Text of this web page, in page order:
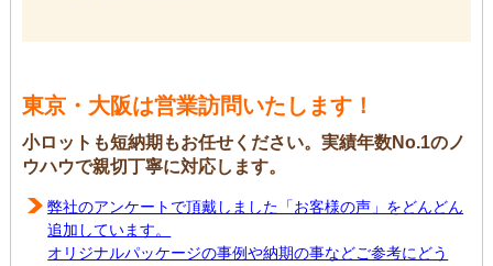
東京・大阪は営業訪問いたします！
小ロットも短納期もお任せください。実績年数No.1のノ
ウハウで親切丁寧に対応します。
弊社のアンケートで頂戴しました「お客様の声」をどんどん
追加しています。
オリジナルパッケージの事例や納期の事などご参考にどう